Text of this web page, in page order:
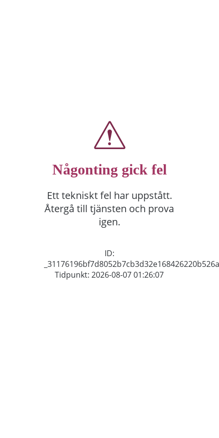
Någonting gick fel
Ett tekniskt fel har uppstått.
Återgå till tjänsten och prova
igen.
ID:
Tidpunkt: 2026-08-07 01:26:07